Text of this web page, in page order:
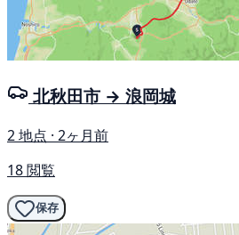
北秋田市 → 浪岡城
2 地点 · 2ヶ月前
18 閲覧
保存